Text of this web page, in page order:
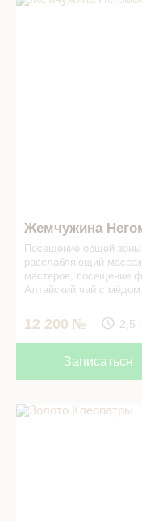
Жемчужина
Посещение общей
расслабляющий
мастеров, посещение
Алтайский чай с мёдом
12 200 2,5
Записаться
Золото Клеопатры в